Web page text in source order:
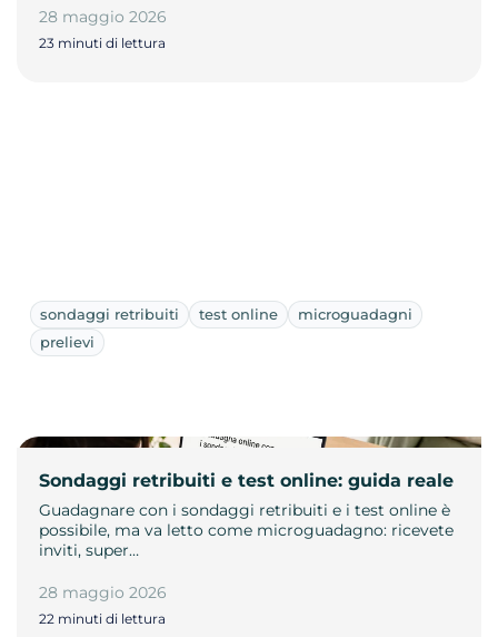
28 maggio 2026
23 minuti di lettura
sondaggi retribuiti test online
microguadagni
prelievi
Sondaggi retribuiti e test online: guida reale
Guadagnare con i sondaggi retribuiti e i test online è
possibile, ma va letto come microguadagno: ricevete
inviti, super…
28 maggio 2026
22 minuti di lettura